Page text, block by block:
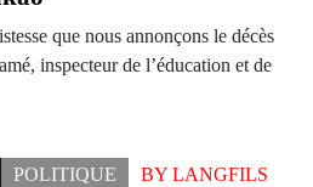
que nous annonçons le décès
inspecteur de l’éducation et de
POLITIQUE BY LANGFILS